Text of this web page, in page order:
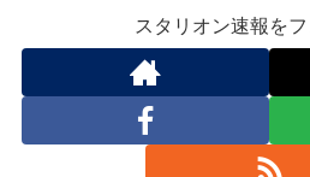
スタリオン速報を